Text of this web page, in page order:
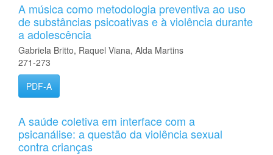
A música como metodologia preventiva ao uso
de substâncias psicoativas e à violência durante
a adolescência
Gabriela Britto, Raquel Viana, Alda Martins
271-273
PDF-A
A saúde coletiva em interface com a
psicanálise: a questão da violência sexual
contra crianças